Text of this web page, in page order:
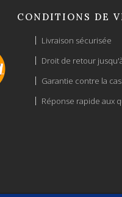
CONDITIONS DE
Livraison sécurisée
Droit de retour
Garantie contre la
Réponse rapide aux